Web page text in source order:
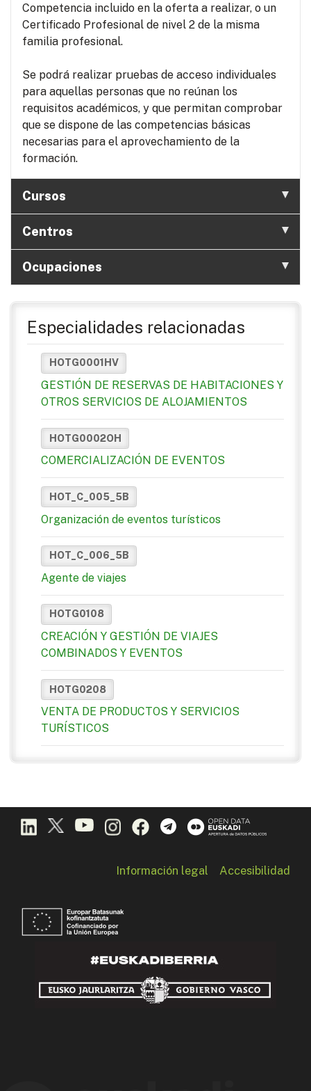
Competencia incluido en la oferta a realizar, o un
Certificado Profesional de nivel 2 de la misma
familia profesional.
Se podrá realizar pruebas de acceso individuales
para aquellas personas que no reúnan los
requisitos académicos, y que permitan comprobar
que se dispone de las competencias básicas
necesarias para el aprovechamiento de la
formación.
Cursos
Centros
Ocupaciones
Especialidades relacionadas
HOTG0001HV
GESTIÓN DE RESERVAS DE HABITACIONES Y
OTROS SERVICIOS DE ALOJAMIENTOS
HOTG0002OH
COMERCIALIZACIÓN DE EVENTOS
HOT_C_005_5B
Organización de eventos turísticos
HOT_C_006_5B
Agente de viajes
HOTG0108
CREACIÓN Y GESTIÓN DE VIAJES
COMBINADOS Y EVENTOS
HOTG0208
VENTA DE PRODUCTOS Y SERVICIOS
TURÍSTICOS
Información legal Accesibilidad